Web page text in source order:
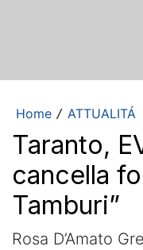
Home / ATTUALITÁ
Taranto,
cancella
Tamburi”
Rosa D’Amato